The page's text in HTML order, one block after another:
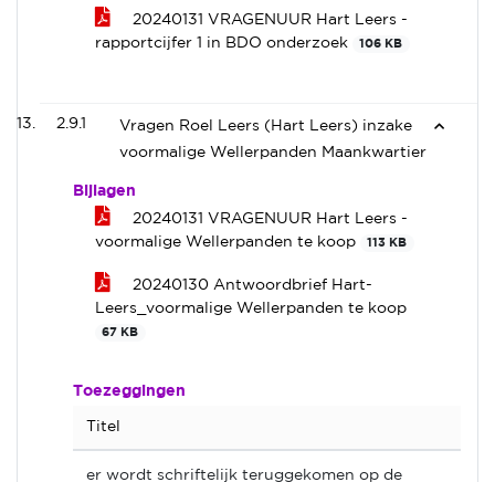
20240131 VRAGENUUR Hart Leers -
rapportcijfer 1 in BDO onderzoek
106 KB
2.9.1
Vragen Roel Leers (Hart Leers) inzake
voormalige Wellerpanden Maankwartier
Bijlagen
20240131 VRAGENUUR Hart Leers -
voormalige Wellerpanden te koop
113 KB
20240130 Antwoordbrief Hart-
Leers_voormalige Wellerpanden te koop
67 KB
Toezeggingen
Titel
er wordt schriftelijk teruggekomen op de